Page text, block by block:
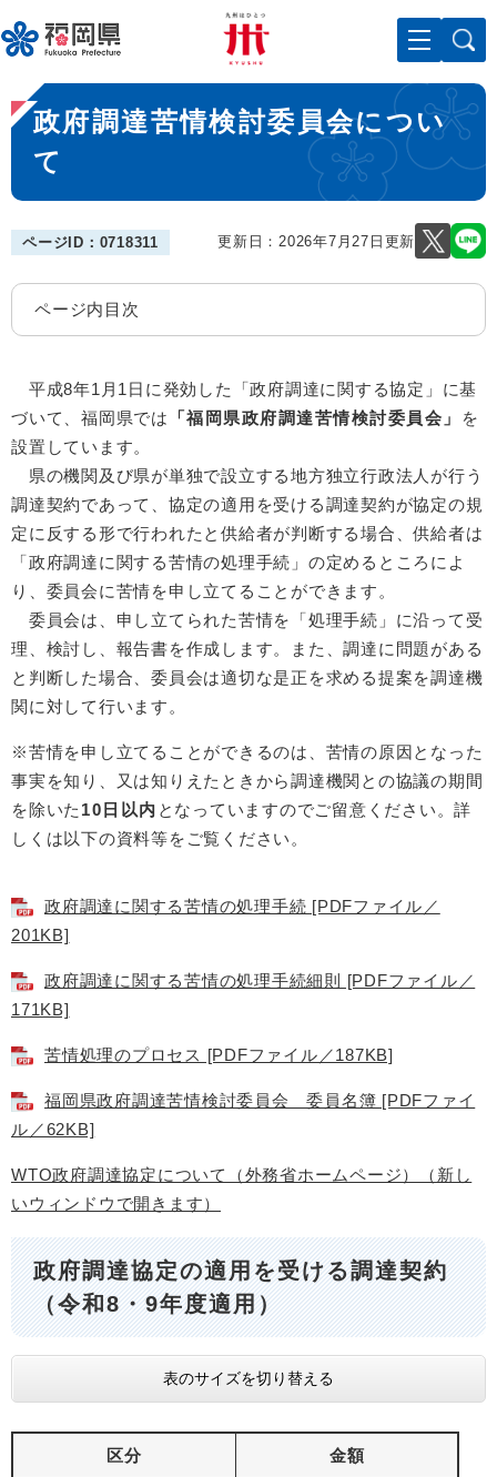
ー
ジ
先
頭
。
メニューを飛ばして本文へ
本
文
政府調達苦情検討委員会につい
て
ページID：0718311 更新日：2026年7月27日更新
ページ内目次
平成8年1月1日に発効した「政府調達に関する協定」に基
づいて、福岡県では
「福岡県政府調達苦情検討委員会」
を
設置しています。
県の機関及び県が単独で設立する地方独立行政法人が行う
調達契約であって、協定の適用を受ける調達契約が協定の規
定に反する形で行われたと供給者が判断する場合、供給者は
「政府調達に関する苦情の処理手続」の定めるところによ
り、委員会に苦情を申し立てることができます。
委員会は、申し立てられた苦情を「処理手続」に沿って受
理、検討し、報告書を作成します。また、調達に問題がある
と判断した場合、委員会は適切な是正を求める提案を調達機
関に対して行います。
※苦情を申し立てることができるのは、苦情の原因となった
事実を知り、又は知りえたときから調達機関との協議の期間
を除いた 10日以内 となっていますのでご留意ください。詳
しくは以下の資料等をご覧ください。
政府調達に関する苦情の処理手続 [PDFファイル／
201KB]
政府調達に関する苦情の処理手続細則 [PDFファイル／
171KB]
苦情処理のプロセス [PDFファイル／187KB]
福岡県政府調達苦情検討委員会 委員名簿 [PDFファイ
ル／62KB]
WTO政府調達協定について（外務省ホームページ）（新し
いウィンドウで開きます）
政府調達協定の適用を受ける調達契約
（令和8・9年度適用）
表のサイズを切り替える
区分 金額